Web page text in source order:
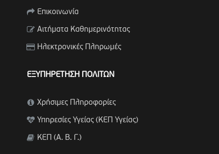
Επικοινωνία
Αιτήματα Καθημερινότητας
Ηλεκτρονικές Πληρωμές
ΕΞΥΠΗΡΕΤΗΣΗ ΠΟΛΙΤΩΝ
Χρήσιμες Πληροφορίες
Υπηρεσίες Υγείας (ΚΕΠ Υγείας)
ΚΕΠ (Α. Β. Γ.)